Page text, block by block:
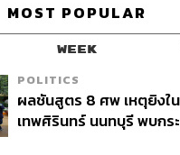
แทนการจ้างคนงานมากน้อ
มจ่ายเงินซื้อสินค้าและบริ
ต้น
ทที่ทำ AI เพิ่มขึ้นช้ากว่ารา
มากกว่าที่คิดซึ่งก็อาจจะเ
ทางการเงินมีปัญหา นั่นก็อา
MOST POPULAR
WEEK
POLITICS
ผลชันสูตร 8 ศพ เหตุยิงใ
เทพศิรินทร์ นนทบุรี พบกร